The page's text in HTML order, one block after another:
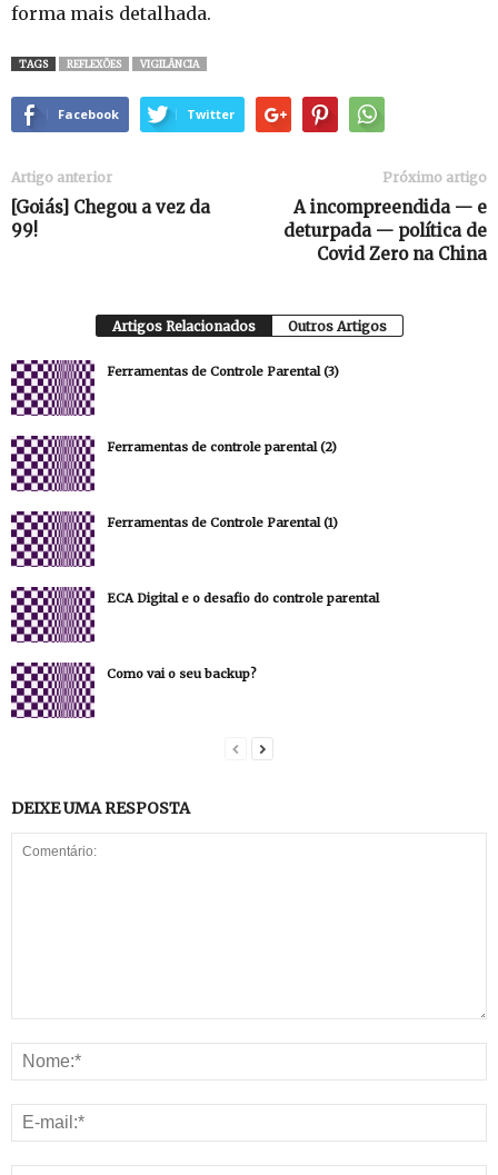
forma mais detalhada.
TAGS REFLEXÕES VIGILÂNCIA
Facebook Twitter
Artigo anterior
[Goiás] Chegou a vez da
99!
Próximo artigo
A incompreendida — e
deturpada — política de
Covid Zero na China
Artigos Relacionados Outros Artigos
Ferramentas de Controle Parental (3)
Ferramentas de controle parental (2)
Ferramentas de Controle Parental (1)
ECA Digital e o desafio do controle parental
Como vai o seu backup?
DEIXE UMA RESPOSTA